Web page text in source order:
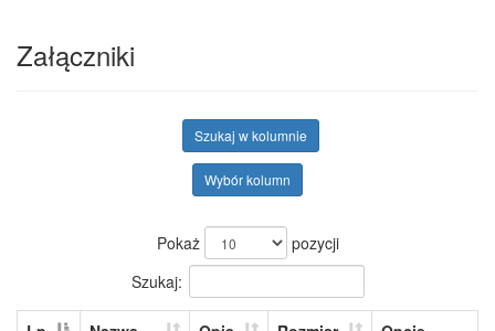
Załączniki
Szukaj w kolumnie
Wybór kolumn
Pokaż
pozycji
Szukaj: